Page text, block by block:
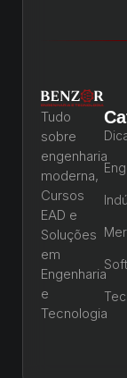
Tudo
sobre
engenharia
moderna,
Cursos
EAD e
Soluções
em
Engenharia
e
Tecnologia